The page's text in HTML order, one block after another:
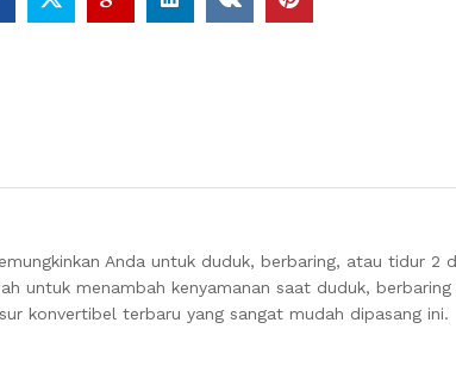
Anda untuk duduk, berbaring, atau tidur 2
untuk menambah kenyamanan saat duduk,
konvertibel terbaru yang sangat mudah dipasang ini.